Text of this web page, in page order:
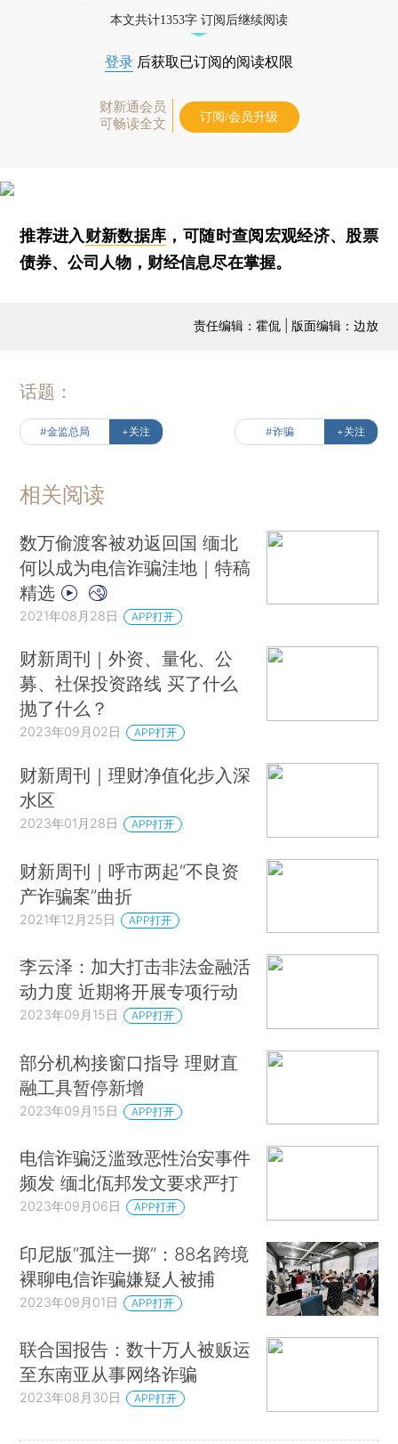
本文共计1353字 订阅后继续阅读
登录 后获取已订阅的阅读权限
财新通会员
可畅读全文
订阅/会员升级
推荐进入财新数据库 ，可随时查阅宏观经济、股票
债券、公司人物，财经信息尽在掌握。
责任编辑：霍侃 | 版面编辑：边放
话题：
#金监总局 +关注 #诈骗 +关注
相关阅读
数万偷渡客被劝返回国 缅北
何以成为电信诈骗洼地｜特稿
精选
2021年08月28日 APP打开
财新周刊｜外资、量化、公
募、社保投资路线 买了什么
抛了什么？
2023年09月02日 APP打开
财新周刊｜理财净值化步入深
水区
2023年01月28日 APP打开
财新周刊｜呼市两起“不良资
产诈骗案”曲折
2021年12月25日 APP打开
李云泽：加大打击非法金融活
动力度 近期将开展专项行动
2023年09月15日 APP打开
部分机构接窗口指导 理财直
融工具暂停新增
2023年09月15日 APP打开
电信诈骗泛滥致恶性治安事件
频发 缅北佤邦发文要求严打
2023年09月06日 APP打开
印尼版“孤注一掷”：88名跨境
裸聊电信诈骗嫌疑人被捕
2023年09月01日 APP打开
联合国报告：数十万人被贩运
至东南亚从事网络诈骗
2023年08月30日 APP打开